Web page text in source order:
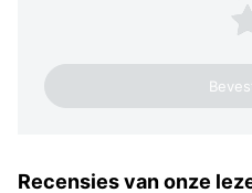
1
Recensies van onze